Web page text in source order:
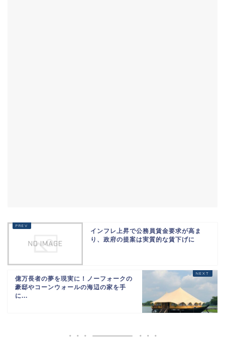
インフレ上昇で公務員賃金要求が高ま
り、政府の提案は実質的な賃下げに
億万長者の夢を現実に！ノーフォークの
豪邸やコーンウォールの海辺の家を手
に...